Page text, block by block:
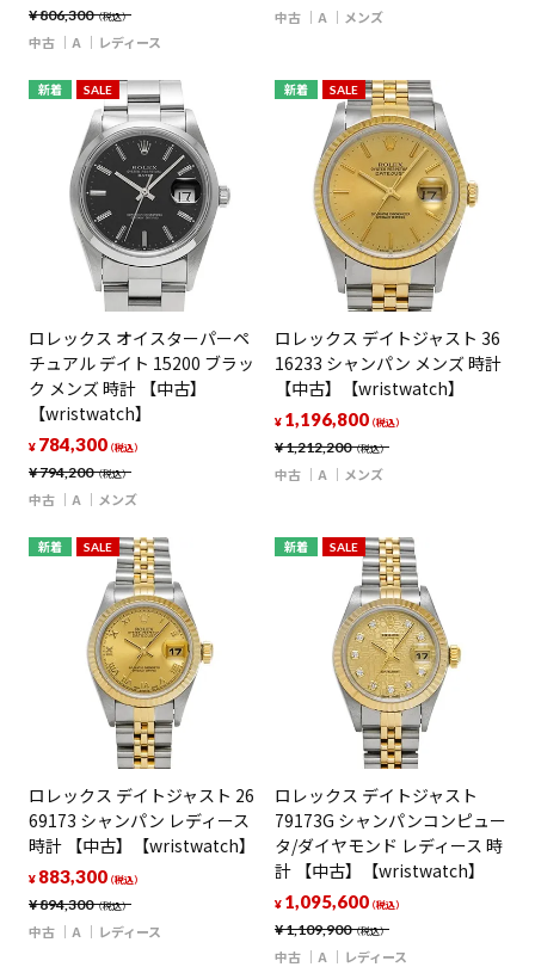
¥806,300（税込）
中古 A レディース
中古 A メンズ
新着 SALE
ロレックス オイスターパーペ
チュアル デイト 15200 ブラッ
ク メンズ 時計 【中古】
【wristwatch】
¥794,200（税込）
¥ 784,300（税込）
中古 A メンズ
新着 SALE
ロレックス デイトジャスト 36
16233 シャンパン メンズ 時計
【中古】【wristwatch】
¥1,212,200（税込）
¥ 1,196,800（税込）
中古 A メンズ
新着 SALE
ロレックス デイトジャスト 26
69173 シャンパン レディース
時計 【中古】【wristwatch】
¥894,300（税込）
¥ 883,300（税込）
中古 A レディース
新着 SALE
ロレックス デイトジャスト
79173G シャンパンコンピュー
タ/ダイヤモンド レディース 時
計 【中古】【wristwatch】
¥1,109,900（税込）
¥ 1,095,600（税込）
中古 A レディース